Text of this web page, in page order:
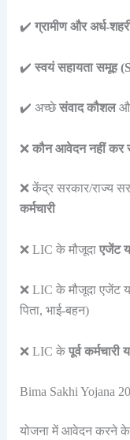
✔️ ग्रामीण और अर्ध-
✔️ स्वयं सहायता समूह
✔️ अच्छेसंवाद कौशल
❌ कौन आवेदन नहीं कर
❌ केंद्र सरकार/राज्य
कर्मचारी
❌ LIC के मौजूदा एजेंट
❌ LIC के मौजूदा एजेंट
पिता, भाई-बहन)
❌ LIC के पूर्व कर्मचारी
Bima Sakhi Yojana
योजना में आवेदन करने के